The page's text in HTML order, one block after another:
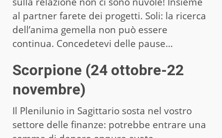
al partner farete dei progetti. Soli: la ricerca
dell’anima gemella non può essere
continua. Concedetevi delle pause…
Scorpione (24 ottobre-22
novembre)
Il Plenilunio in Sagittario sosta nel vostro
settore delle finanze: potrebbe entrare una